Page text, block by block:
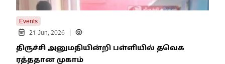
Events
21 Jun, 2026
திருச்சி அனுமதியின்றி பள்ளியில் தவெக
ரத்ததான முகாம்